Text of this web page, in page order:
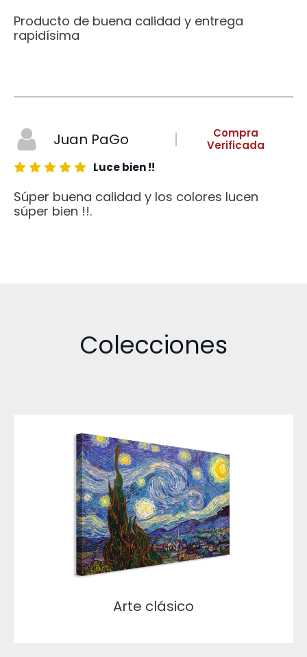
Producto de buena calidad y entrega
rapidísima
Juan PaGo
Compra
Verificada
Luce bien !!
Súper buena calidad y los colores lucen
súper bien !!.
Colecciones
Arte clásico